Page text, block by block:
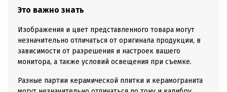
Это важно знать
Изображения и цвет представленного товара могут
незначительно отличаться от оригинала продукции, в
зависимости от разрешения и настроек вашего
монитора, а также условий освещения при съемке.
Разные партии керамической плитки и керамогранита